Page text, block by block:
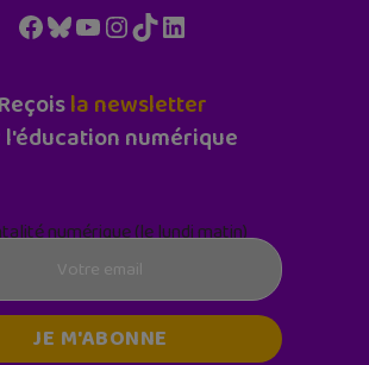
Facebook
Bluesky
YouTube
Instagram
TikTokLinkedIn
Reçoisla newsletter
l'éducation numérique
numérique (le lundi matin)